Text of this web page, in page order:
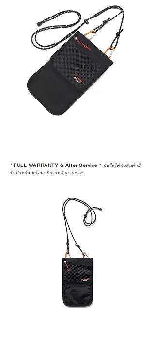
*FULL WARRANTY & After Service * มั่นใจได้กับสินค้ามี
รับประกัน พร้อมบริการหลังการขาย